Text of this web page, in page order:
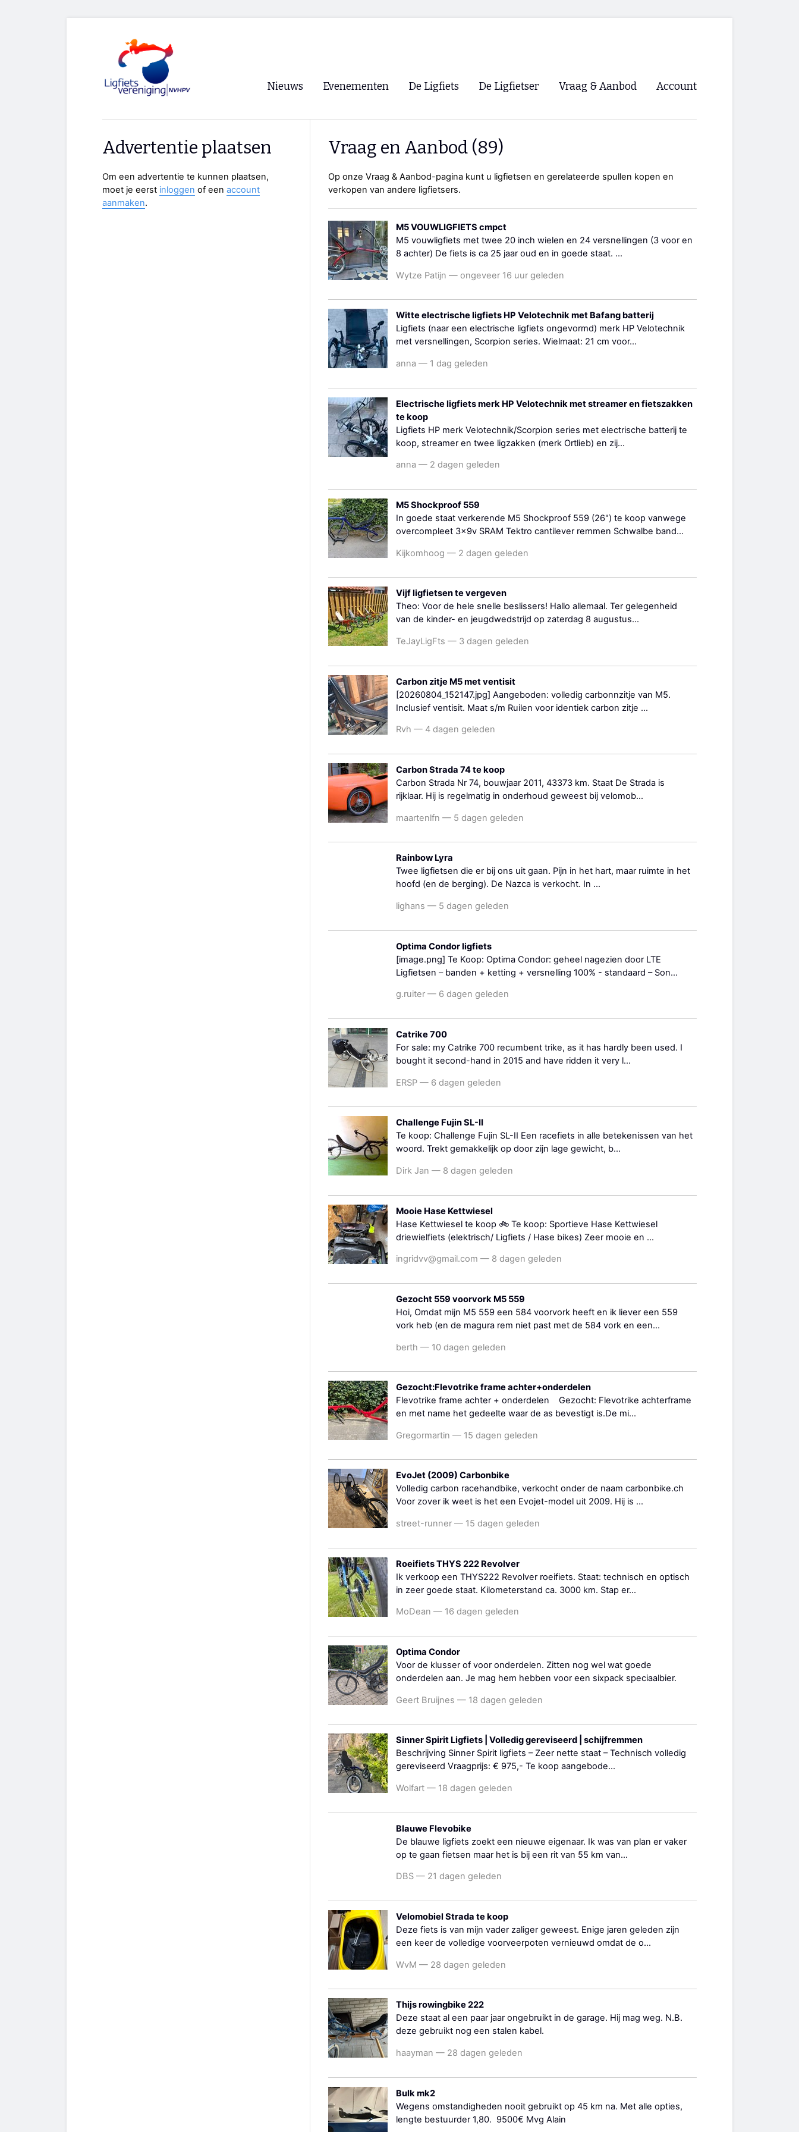
Nieuws Evenementen
CycleVision
Oliebollentocht
De Ligfiets
Winkels
De Ligfietser
EHPVA & EuSupino 🡺
Forum ligfietsers.nl 🡺
Vraag & Aanbod Account
Vraag en Aanbod (89)
Op onze Vraag & Aanbod-pagina kunt u ligfietsen en gerelateerde spullen kopen en
verkopen van andere ligfietsers.
M5 VOUWLIGFIETS cmpct
M5 vouwligfiets met twee 20 inch wielen en 24 versnellingen (3 voor en
8 achter) De fiets is ca 25 jaar oud en in goede staat. ...
Wytze Patijn — ongeveer 16 uur geleden
Witte electrische ligfiets HP Velotechnik met Bafang batterij
Ligfiets (naar een electrische ligfiets ongevormd) merk HP Velotechnik
met versnellingen, Scorpion series. Wielmaat: 21 cm voor...
anna — 1 dag geleden
Electrische ligfiets merk HP Velotechnik met streamer en fietszakken
te koop
Ligfiets HP merk Velotechnik/Scorpion series met electrische batterij te
koop, streamer en twee ligzakken (merk Ortlieb) en zij...
anna — 2 dagen geleden
M5 Shockproof 559
In goede staat verkerende M5 Shockproof 559 (26") te koop vanwege
overcompleet 3x9v SRAM Tektro cantilever remmen Schwalbe band...
Kijkomhoog — 2 dagen geleden
Vijf ligfietsen te vergeven
Theo: Voor de hele snelle beslissers! Hallo allemaal. Ter gelegenheid
van de kinder- en jeugdwedstrijd op zaterdag 8 augustus...
TeJayLigFts — 3 dagen geleden
Carbon zitje M5 met ventisit
[20260804_152147.jpg] Aangeboden: volledig carbonnzitje van M5.
Inclusief ventisit. Maat s/m Ruilen voor identiek carbon zitje ...
Rvh — 4 dagen geleden
Carbon Strada 74 te koop
Carbon Strada Nr 74, bouwjaar 2011, 43373 km. Staat De Strada is
rijklaar. Hij is regelmatig in onderhoud geweest bij velomob...
maartenlfn — 5 dagen geleden
Rainbow Lyra
Twee ligfietsen die er bij ons uit gaan. Pijn in het hart, maar ruimte in het
hoofd (en de berging). De Nazca is verkocht. In ...
lighans — 5 dagen geleden
Optima Condor ligfiets
[image.png] Te Koop: Optima Condor: geheel nagezien door LTE
Ligfietsen – banden + ketting + versnelling 100% - standaard – Son...
g.ruiter — 6 dagen geleden
Catrike 700
For sale: my Catrike 700 recumbent trike, as it has hardly been used. I
bought it second-hand in 2015 and have ridden it very l...
ERSP — 6 dagen geleden
Challenge Fujin SL-II
Te koop: Challenge Fujin SL-II Een racefiets in alle betekenissen van het
woord. Trekt gemakkelijk op door zijn lage gewicht, b...
Dirk Jan — 8 dagen geleden
Mooie Hase Kettwiesel
Hase Kettwiesel te koop 🚲 Te koop: Sportieve Hase Kettwiesel
driewielfiets (elektrisch/ Ligfiets / Hase bikes) Zeer mooie en ...
ingridvv@gmail.com — 8 dagen geleden
Gezocht 559 voorvork M5 559
Hoi, Omdat mijn M5 559 een 584 voorvork heeft en ik liever een 559
vork heb (en de magura rem niet past met de 584 vork en een...
berth — 10 dagen geleden
Gezocht:Flevotrike frame achter+onderdelen
Flevotrike frame achter + onderdelen Gezocht: Flevotrike achterframe
en met name het gedeelte waar de as bevestigt is.De mi...
Gregormartin — 15 dagen geleden
EvoJet (2009) Carbonbike
Volledig carbon racehandbike, verkocht onder de naam carbonbike.ch
Voor zover ik weet is het een Evojet-model uit 2009. Hij is ...
street-runner — 15 dagen geleden
Roeifiets THYS 222 Revolver
Ik verkoop een THYS222 Revolver roeifiets. Staat: technisch en optisch
in zeer goede staat. Kilometerstand ca. 3000 km. Stap er...
MoDean — 16 dagen geleden
Optima Condor
Voor de klusser of voor onderdelen. Zitten nog wel wat goede
onderdelen aan. Je mag hem hebben voor een sixpack speciaalbier.
Geert Bruijnes — 18 dagen geleden
Sinner Spirit Ligfiets | Volledig gereviseerd | schijfremmen
Beschrijving Sinner Spirit ligfiets – Zeer nette staat – Technisch volledig
gereviseerd Vraagprijs: € 975,- Te koop aangebode...
Wolfart — 18 dagen geleden
Blauwe Flevobike
De blauwe ligfiets zoekt een nieuwe eigenaar. Ik was van plan er vaker
op te gaan fietsen maar het is bij een rit van 55 km van...
DBS — 21 dagen geleden
Velomobiel Strada te koop
Deze fiets is van mijn vader zaliger geweest. Enige jaren geleden zijn
een keer de volledige voorveerpoten vernieuwd omdat de o...
WvM — 28 dagen geleden
Thijs rowingbike 222
Deze staat al een paar jaar ongebruikt in de garage. Hij mag weg. N.B.
deze gebruikt nog een stalen kabel.
haayman — 28 dagen geleden
Bulk mk2
Wegens omstandigheden nooit gebruikt op 45 km na. Met alle opties,
lengte bestuurder 1,80. 9500€ Mvg Alain
Advertentie plaatsen
Om een advertentie te kunnen plaatsen,
moet je eerst inloggen of een account
aanmaken.